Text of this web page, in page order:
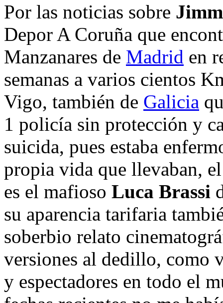
Por las noticias sobre
Depor A Coruña que
Manzanares de Madrid en
semanas a varios cientos
Vigo, también de Galicia
1 policía sin protección y
suicida, pues estaba
propia vida que llevaban,
es el mafioso Luca Brassi
su aparencia tarifaria
soberbio relato
versiones al dedillo, como
y espectadores en todo el